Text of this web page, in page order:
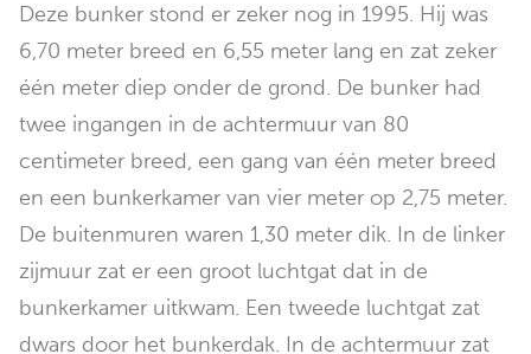
Deze bunker stond er zeker nog in 1995. Hij was
6,70 meter breed en 6,55 meter lang en zat zeker
één meter diep onder de grond. De bunker had
twee ingangen in de achtermuur van 80
centimeter breed, een gang van één meter breed
en een bunkerkamer van vier meter op 2,75 meter.
De buitenmuren waren 1,30 meter dik. In de linker
zijmuur zat er een groot luchtgat dat in de
bunkerkamer uitkwam. Een tweede luchtgat zat
dwars door het bunkerdak. In de achtermuur zat